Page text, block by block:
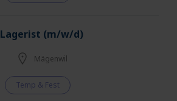
Lagerist (m/w/d)
Mägenwil
Temp & Fest